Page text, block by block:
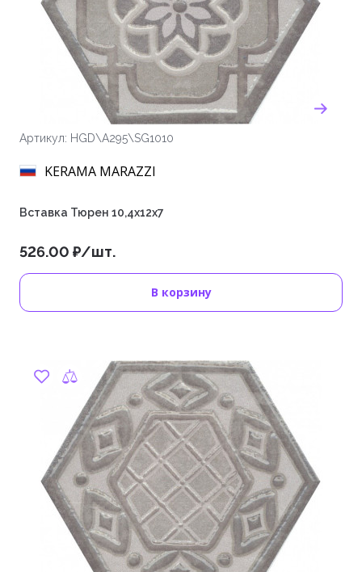
Артикул: HGD\A295\SG1010
KERAMA MARAZZI
Вставка Тюрен 10,4х12х7
526.00 ₽/шт.
В корзину